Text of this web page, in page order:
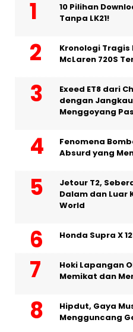
10 Pilihan
Tanpa LK21!
Kronologi Tragis
McLaren 720S
Exeed ET8 dari
dengan
Menggoyang
Fenomena
Absurd yang
Jetour T2,
Dalam dan Luar
World
Honda Supra X
Hoki Lapangan
Memikat dan
Hipdut, Gaya
Mengguncang